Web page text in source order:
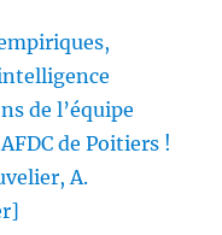
de l’équipe
de Poitiers !
A.